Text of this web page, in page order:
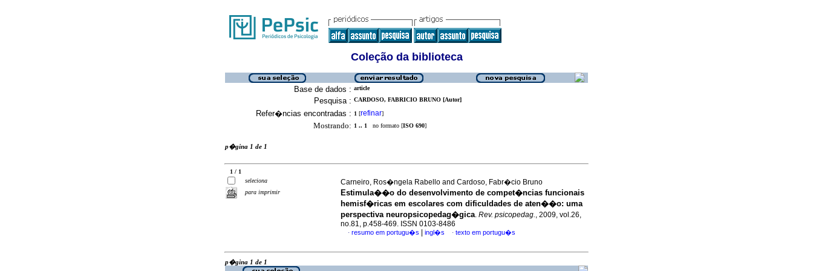
Coleção da biblioteca
Base de dados : article
Pesquisa : CARDOSO, FABRICIO BRUNO [Autor]
Refer�ncias encontradas : 1 [refinar]
Mostrando: 1 .. 1 no formato [ISO 690]
p�gina 1 de 1
1 / 1
seleciona
para imprimir
Carneiro, Ros�ngela Rabello and Cardoso, Fabr�cio Bruno
Estimula��o do desenvolvimento de compet�ncias funcionais
hemisf�ricas em escolares com dificuldades de aten��o: uma
perspectiva neuropsicopedag�gica. Rev. psicopedag., 2009, vol.26,
no.81, p.458-469. ISSN 0103-8486
· resumo em portugu�s ingl�s · texto em portugu�s
p�gina 1 de 1